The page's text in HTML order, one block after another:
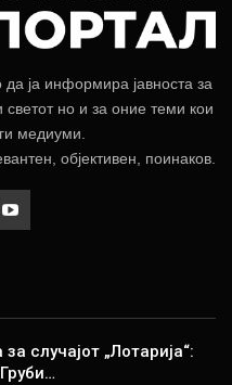
ја информира јавноста за
но и за оние теми кои
медиуми.
објективен, поинаков.
случајот „Лотарија“: